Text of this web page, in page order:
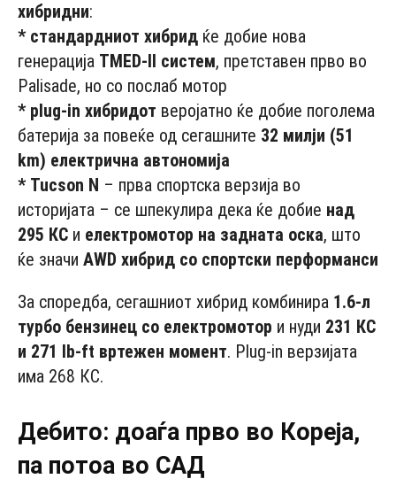
хибридни:
* стандардниот хибрид ќе добие нова
генерација TMED-II систем, претставен прво во
Palisade, но со послаб мотор
* plug-in хибридот веројатно ќе добие поголема
батерија за повеќе од сегашните 32 милји (51
km) електрична автономија
* Tucson N – прва спортска верзија во
историјата – се шпекулира дека ќе добие над
295 КС и електромотор на задната оска, што
ќе значи AWD хибрид со спортски перформанси
За споредба, сегашниот хибрид комбинира 1.6-л
турбо бензинец со електромотор и нуди 231 КС
и 271 lb-ft вртежен момент. Plug-in верзијата
има 268 КС.
Дебито: доаѓа прво во Кореја,
па потоа во САД